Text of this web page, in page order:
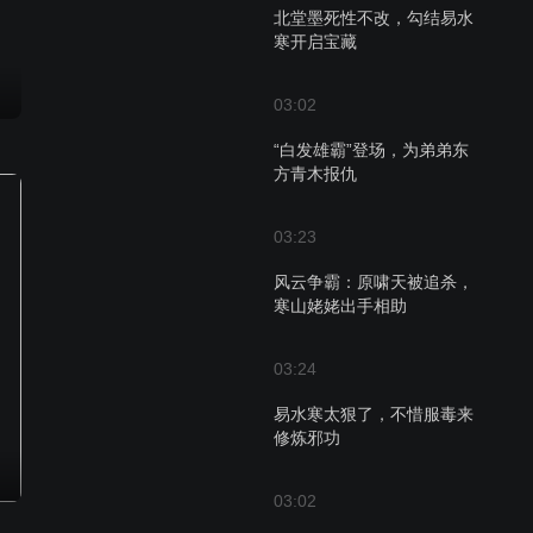
北堂墨死性不改，勾结易水
寒开启宝藏
03:02
“白发雄霸”登场，为弟弟东
方青木报仇
03:23
风云争霸：原啸天被追杀，
寒山姥姥出手相助
03:24
易水寒太狠了，不惜服毒来
修炼邪功
03:02